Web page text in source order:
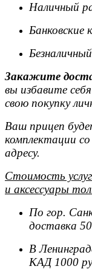
Наличный
Банковские
Закажите
вы избавите
свою покупку
Ваш прицеп
комплектации
адресу.
Стоимость
и аксессуары
По гор.
доставка
В
КАД 1000